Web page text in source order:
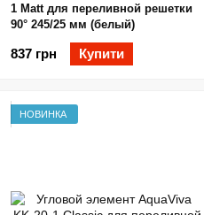
1 Matt для переливной решетки
90° 245/25 мм (белый)
837 грн Купити
НОВИНКА